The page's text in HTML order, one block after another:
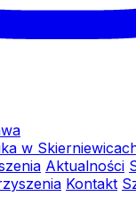
w
Aktualności
Kontakt